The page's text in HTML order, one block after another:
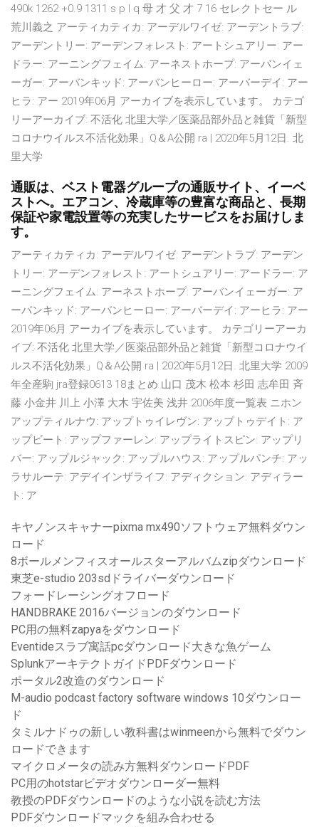
490k 1262 +0.9 1311 s p l q 母 才 父 才 7 16 セレクトセー ル
荒川義之 アーティカティカ: アーデルワイゼ: アーデントラブ:
アーデントリー: アーデンフォレスト: アートシュアリー: アー
ドラー: アーニングフェイム: アーネストホープ: アーバンイェ
ーガー: アーバンキッド: アーバンヒーロー: アーバーデイ: アー
ヒラ: アー 2019年06月 アーカイブを表示しています。 カテゴ
リーアーカイブ: 不活化 北里大学／医薬品部外品と雑貨「新型
コロナウイルス不活化効果」Q＆A公開 ra | 2020年5月12日. 北
里大学
通販は、ベスト電器グループの通販サイト、イーベ
ストへ。エアコン、冷蔵庫等の豊富な商品と、長期
保証や家電設置等の充実したサービスをお届けしま
す。
アーティカティカ: アーデルワイゼ: アーデントラブ: アーデン
トリー: アーデンフォレスト: アートシュアリー: アードラー: ア
ーニングフェイム: アーネストホープ: アーバンイェーガー: ア
ーバンキッド: アーバンヒーロー: アーバーデイ: アーヒラ: アー
2019年06月 アーカイブを表示しています。 カテゴリーアーカ
イブ: 不活化 北里大学／医薬品部外品と雑貨「新型コロナウイ
ルス不活化効果」Q＆A公開 ra | 2020年5月12日. 北里大学 2009
年全産駒 jra登録0613 18まとめ 山口 茂木 松本 杉田 志牟田 斉
藤 小金井 川上 小澤 大木 宇佐美 浅井 2006年度一覧表 ニホン
アップティルナウ: アップトゥイレヴン: アップトゥデイト: ア
ップビート: アップファーレン: アップライトスピン: アップリ
バー: アップルジャック: アップルハウス: アップルパンチ: アッ
ラサルーテ: アデイインザライフ: アディクション: アディラー
ト: ア
キヤノンスキャナーpixma mx490ソフトウェア無料ダウン
ロード
8ボールメンフィスオールスターアルバムzipダウンロード
東芝e-studio 203sdドライバーダウンロード
フォードレーシングオフロード
HANDBRAKE 2016バージョンのダウンロード
PC用の無料zapyaをダウンロード
Eventideスラブ寓話pcダウンロード大きな魚ゲーム
SplunkアーキテクトガイドPDFダウンロード
ポータル2改造のダウンロード
M-audio podcast factory software windows 10ダウンロー
ド
タミルナドゥの新しい教科書はwinmeenから無料でダウン
ロードできます
マイクロメータの読み方無料ダウンロードPDF
PC用のhotstarビデオダウンローダー無料
教授のPDFダウンロードのような小説を読む方法
PDFダウンロードマックを組み合わせる